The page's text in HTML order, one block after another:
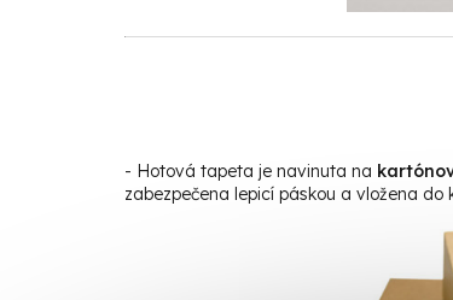
- Hotová tapeta je navinuta na
zabezpečena lepicí páskou a vložena do